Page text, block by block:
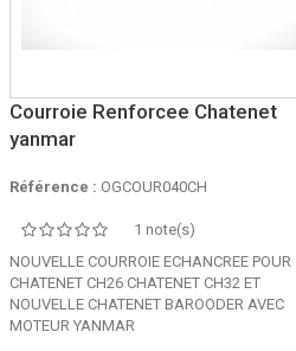
Courroie Renforcee Chatenet
yanmar
Référence : OGCOUR040CH
1 note(s)
NOUVELLE COURROIE ECHANCREE POUR
CHATENET CH26 CHATENET CH32 ET
NOUVELLE CHATENET BAROODER AVEC
MOTEUR YANMAR